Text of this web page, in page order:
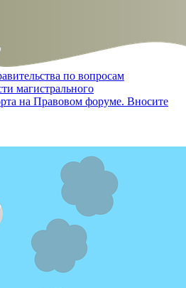
по вопросам
магистрального
на Правовом форуме. Вносите